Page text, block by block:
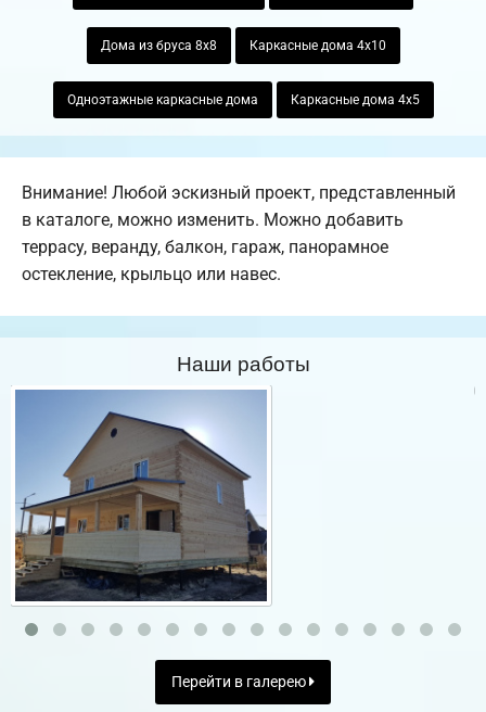
Дома из бруса 8х8 Каркасные дома 4х10
Одноэтажные каркасные дома Каркасные дома 4х5
Внимание! Любой эскизный проект, представленный
в каталоге, можно изменить. Можно добавить
террасу, веранду, балкон, гараж, панорамное
остекление, крыльцо или навес.
Наши работы
Перейти в галерею